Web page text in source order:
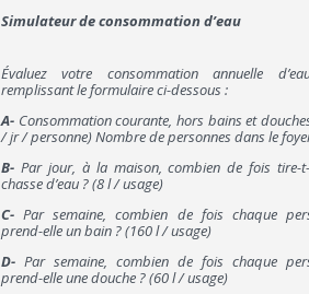
Simulateur de consommation d’eau
Évaluez votre consommation annuelle
remplissant le formulaire ci-dessous :
A- Consommation courante, hors bains et
/ jr / personne) Nombre de personnes dans le
B- Par jour, à la maison, combien de fois tire-
chasse d’eau ? (8 l / usage)
C- Par semaine, combien de fois chaque
prend-elle un bain ? (160 l / usage)
D- Par semaine, combien de fois chaque
prend-elle une douche ? (60 l / usage)